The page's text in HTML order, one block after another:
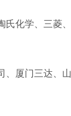
化学、三菱
厦门三达、